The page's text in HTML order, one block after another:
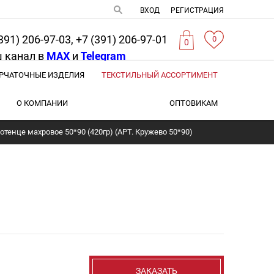
ВХОД РЕГИСТРАЦИЯ
0 0
206-97-03, +7 (391) 206-97-01
в MAX и Telegram
ИЗДЕЛИЯ ТЕКСТИЛЬНЫЙ АССОРТИМЕНТ
О КОМПАНИИ ОПТОВИКАМ
махровое 50*90 (420гр) (АРТ. Кружево 50*90)
ЗАКАЗАТЬ